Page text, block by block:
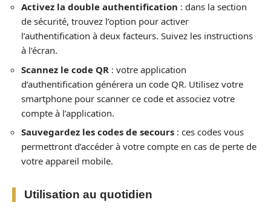
Activez la double authentification : dans la section
de sécurité, trouvez l’option pour activer
l’authentification à deux facteurs. Suivez les instructions
à l’écran.
Scannez le code QR : votre application
d’authentification générera un code QR. Utilisez votre
smartphone pour scanner ce code et associez votre
compte à l’application.
Sauvegardez les codes de secours : ces codes vous
permettront d’accéder à votre compte en cas de perte de
votre appareil mobile.
Utilisation au quotidien